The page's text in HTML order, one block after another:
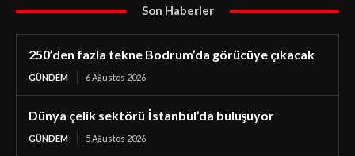
Son Haberler
250’den fazla tekne Bodrum’da görücüye çıkacak
GÜNDEM 6 Ağustos 2026
Dünya çelik sektörü İstanbul’da buluşuyor
GÜNDEM 5 Ağustos 2026